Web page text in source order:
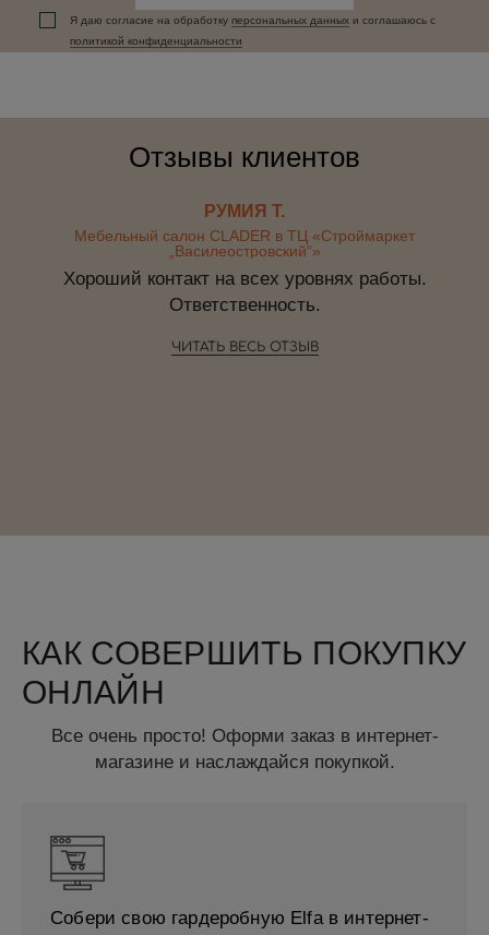
Я даю согласие на обработку персональных данныx и соглашаюсь c
политикой конфиденциальности
Отзывы клиентов
РУМИЯ Т.
Мебельный салон CLADER в ТЦ «Строймаркет
„Василеостровский“»
Хороший контакт на всех уровнях работы.
Ответственность.
ЧИТАТЬ ВЕСЬ ОТЗЫВ
КАК СОВЕРШИТЬ ПОКУПКУ
ОНЛАЙН
Все очень просто! Оформи заказ в интернет-
магазине и наслаждайся покупкой.
Собери свою гардеробную Elfa в интернет-